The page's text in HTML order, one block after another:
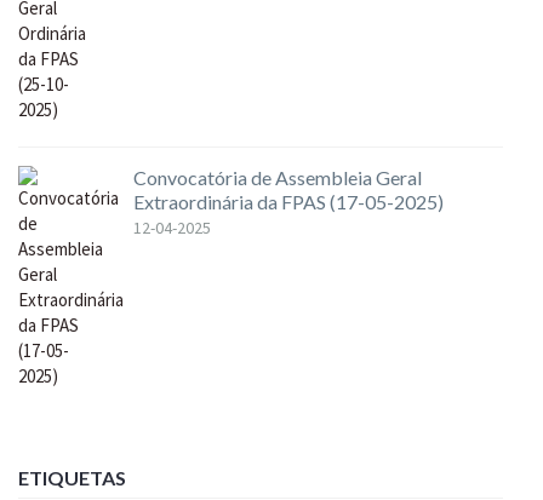
Convocatória de Assembleia Geral
Extraordinária da FPAS (17-05-2025)
12-04-2025
ETIQUETAS